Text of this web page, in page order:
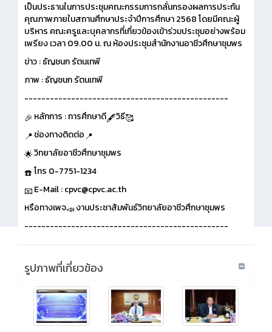
เป็นประธานในการประชุมคณะกรรมการกลั่นกรองผลการประกัน
คุณภาพภายในสถานศึกษาประจำปีการศึกษา 2568 โดยมีคณะผู้
บริหาร คณะครูและบุคลากรที่เกี่ยวข้องเข้าร่วมประชุมอย่างพร้อม
เพรียง เวลา 09.00 น. ณ ห้องประชุมสำนักงานอาชีวศึกษาชุมพร
ข่าว : ธัญชนก รัตนเทพี
ภาพ : ธัญชนก รัตนเทพี
------------------------------------------------
หลักการ : การศึกษาดี
วิธี
ช่องทางติดต่อ
วิทยาลัยอาชีวศึกษาชุมพร
โทร 0-7751-1234
E-Mail : cpvc@cpvc.ac.th
หรือทางเพจ
งานประชาสัมพันธ์วิทยาลัยอาชีวศึกษาชุมพร
------------------------------------------------
รูปภาพที่เกี่ยวข้อง